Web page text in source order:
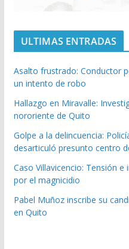
ULTIMAS ENTRADAS
Asalto frustrado: Conductor
un intento de robo
Hallazgo en Miravalle:
nororiente de Quito
Golpe a la delincuencia:
desarticuló presunto centro
Caso Villavicencio: Tensión
por el magnicidio
Pabel Muñoz inscribe su
en Quito